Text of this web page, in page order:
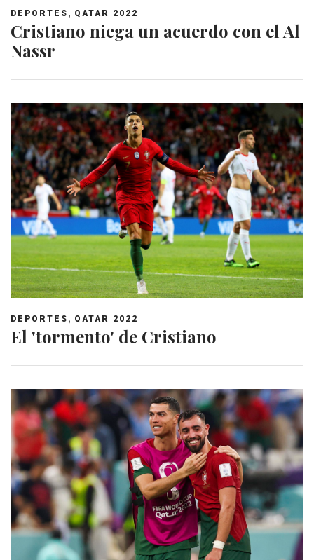
DEPORTES , QATAR 2022
Cristiano niega un acuerdo con el Al
Nassr
DEPORTES , QATAR 2022
El 'tormento' de Cristiano